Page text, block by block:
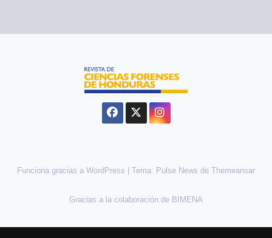
Funciona gracias a WordPress Tema: Pulse News de Themeansar
Gracias a la colaboración de BIMENA